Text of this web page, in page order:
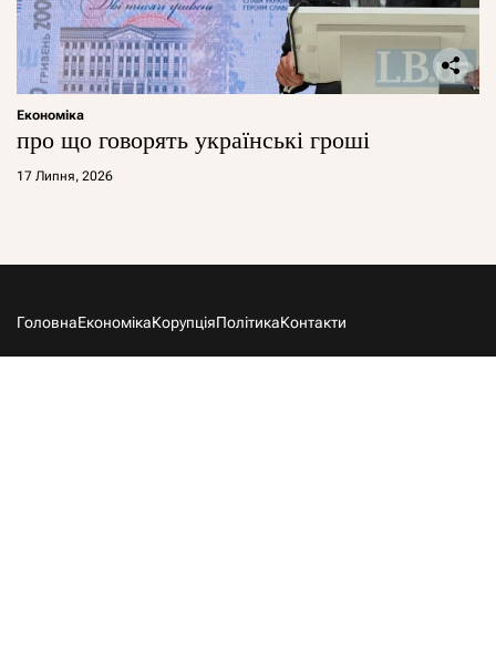
Економіка
про що говорять українські гроші
17 Липня, 2026
ГоловнаЕкономікаКорупціяПолітикаКонтакти